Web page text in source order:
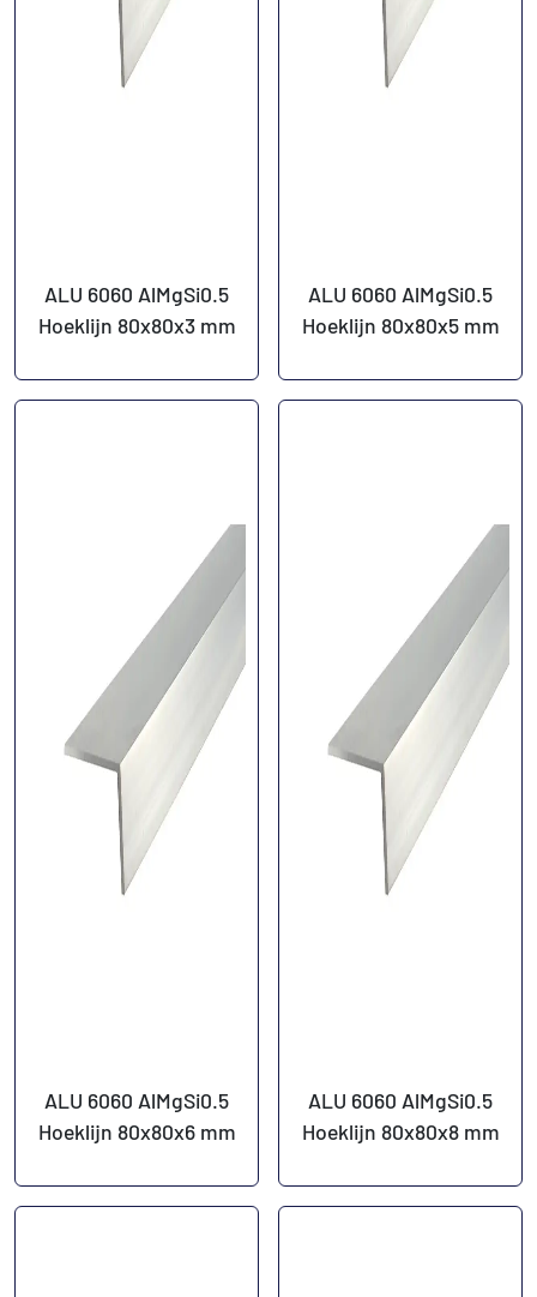
ALU 6060 AlMgSi0.5
Hoeklijn 80x80x3 mm
ALU 6060 AlMgSi0.5
Hoeklijn 80x80x5 mm
ALU 6060 AlMgSi0.5
Hoeklijn 80x80x6 mm
ALU 6060 AlMgSi0.5
Hoeklijn 80x80x8 mm